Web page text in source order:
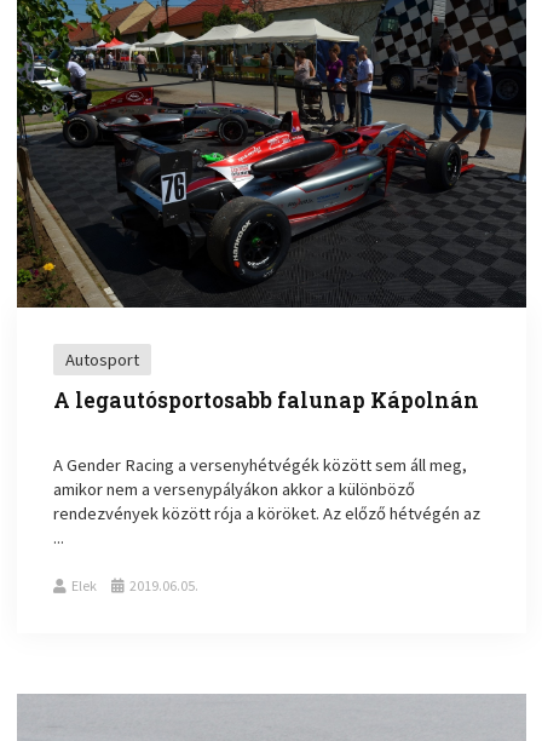
Autosport
A legautósportosabb falunap Kápolnán
A Gender Racing a versenyhétvégék között sem áll meg,
amikor nem a versenypályákon akkor a különböző
rendezvények között rója a köröket. Az előző hétvégén az
...
Elek 2019.06.05.